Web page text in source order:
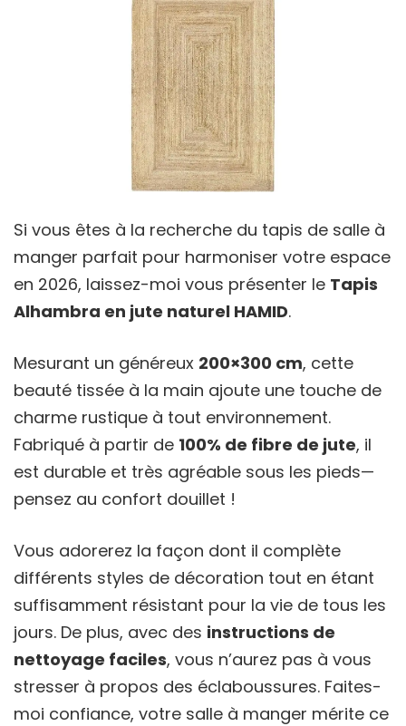
Si vous êtes à la recherche du tapis de salle à
manger parfait pour harmoniser votre espace
en 2026, laissez-moi vous présenter le Tapis
Alhambra en jute naturel HAMID.
Mesurant un généreux 200×300 cm, cette
beauté tissée à la main ajoute une touche de
charme rustique à tout environnement.
Fabriqué à partir de 100% de fibre de jute, il
est durable et très agréable sous les pieds—
pensez au confort douillet !
Vous adorerez la façon dont il complète
différents styles de décoration tout en étant
suffisamment résistant pour la vie de tous les
jours. De plus, avec des instructions de
nettoyage faciles, vous n’aurez pas à vous
stresser à propos des éclaboussures. Faites-
moi confiance, votre salle à manger mérite ce